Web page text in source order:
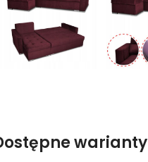
warianty